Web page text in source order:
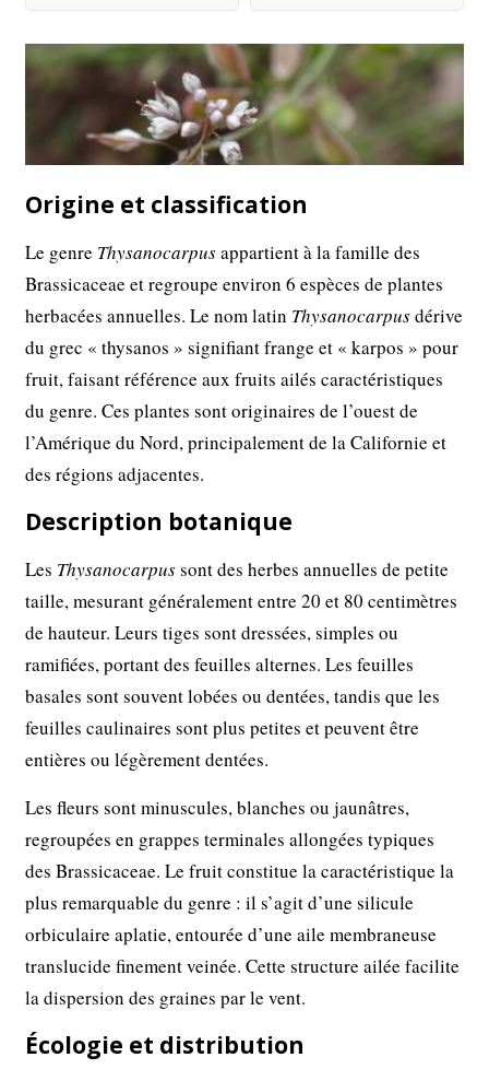
Origine et classification
Le genre Thysanocarpusappartient à la famille des
Brassicaceae et regroupe environ 6 espèces de plantes
herbacées annuelles. Le nom latin Thysanocarpusdérive
du grec « thysanos » signifiant frange et « karpos » pour
fruit, faisant référence aux fruits ailés caractéristiques
du genre. Ces plantes sont originaires de l’ouest de
l’Amérique du Nord, principalement de la Californie et
des régions adjacentes.
Description botanique
Les Thysanocarpussont des herbes annuelles de petite
taille, mesurant généralement entre 20 et 80 centimètres
de hauteur. Leurs tiges sont dressées, simples ou
ramifiées, portant des feuilles alternes. Les feuilles
basales sont souvent lobées ou dentées, tandis que les
feuilles caulinaires sont plus petites et peuvent être
entières ou légèrement dentées.
Les fleurs sont minuscules, blanches ou jaunâtres,
regroupées en grappes terminales allongées typiques
des Brassicaceae. Le fruit constitue la caractéristique la
plus remarquable du genre : il s’agit d’une silicule
orbiculaire aplatie, entourée d’une aile membraneuse
translucide finement veinée. Cette structure ailée facilite
la dispersion des graines par le vent.
Écologie et distribution